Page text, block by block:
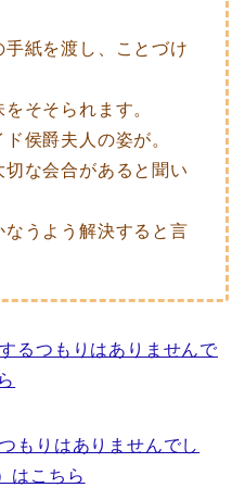
紙を渡し、ことづけ
そそられます。
侯爵夫人の姿が。
な会合があると聞い
うよう解決すると言
るつもりはありませんで
もりはありませんでし
はこちら